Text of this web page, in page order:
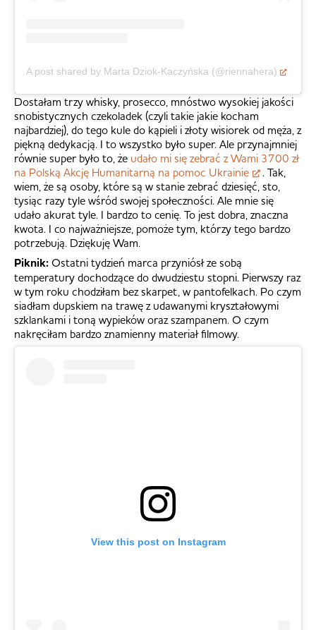
A post shared by Marta Dziok-Kaczyńska (@riennahera)
Dostałam trzy whisky, prosecco, mnóstwo wysokiej jakości
snobistycznych czekoladek (czyli takie jakie kocham
najbardziej), do tego kule do kąpieli i złoty wisiorek od męża, z
piękną dedykacją. I to wszystko było super. Ale przynajmniej
równie super było to, że udało mi się zebrać z Wami 3700 zł
na Polską Akcję Humanitarną na pomoc Ukrainie
. Tak,
wiem, że są osoby, które są w stanie zebrać dziesięć, sto,
tysiąc razy tyle wśród swojej społeczności. Ale mnie się
udało akurat tyle. I bardzo to cenię. To jest dobra, znaczna
kwota. I co najważniejsze, pomoże tym, którzy tego bardzo
potrzebują. Dziękuję Wam.
Piknik: Ostatni tydzień marca przyniósł ze sobą
temperatury dochodzące do dwudziestu stopni. Pierwszy raz
w tym roku chodziłam bez skarpet, w pantofelkach. Po czym
siadłam dupskiem na trawę z udawanymi kryształowymi
szklankami i toną wypieków oraz szampanem. O czym
nakręciłam bardzo znamienny materiał filmowy.
View this post on Instagram